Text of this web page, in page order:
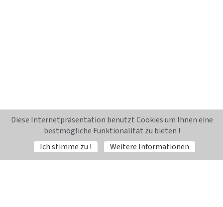
Diese Internetpräsentation benutzt Cookies um Ihnen eine
bestmögliche Funktionalität zu bieten !
Ich stimme zu !
Weitere Informationen